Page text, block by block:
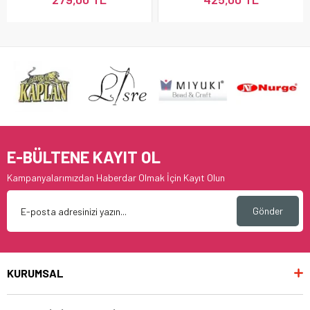
E-BÜLTENE KAYIT OL
Kampanyalarımızdan Haberdar Olmak İçin Kayıt Olun
Gönder
KURUMSAL